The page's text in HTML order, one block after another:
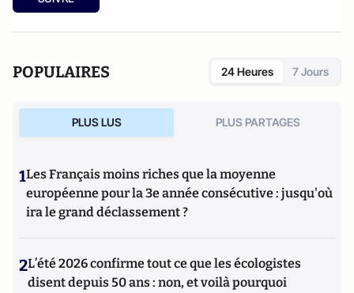
POPULAIRES 24 Heures 7 Jours
PLUS LUS PLUS PARTAGES
1Les Français moins riches que la moyenne
européenne pour la 3e année consécutive : jusqu'où
ira le grand déclassement ?
2L’été 2026 confirme tout ce que les écologistes
disent depuis 50 ans : non, et voilà pourquoi